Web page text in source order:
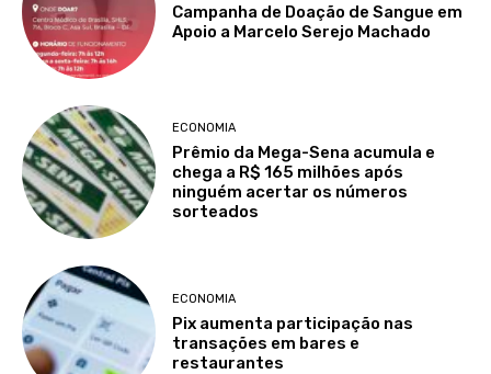
Campanha de Doação de Sangue em
Apoio a Marcelo Serejo Machado
ECONOMIA
Prêmio da Mega-Sena acumula e
chega a R$ 165 milhões após
ninguém acertar os números
sorteados
ECONOMIA
Pix aumenta participação nas
transações em bares e
restaurantes